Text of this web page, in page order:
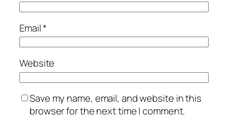
Email*
Website
Save my name, email, and website in this
browser for the next time I comment.